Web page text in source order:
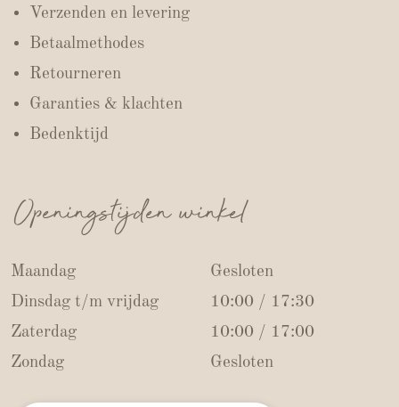
Verzenden en levering
Betaalmethodes
Retourneren
Garanties & klachten
Bedenktijd
Openingstijden winkel
Maandag
Gesloten
Dinsdag t/m vrijdag
10:00 / 17:30
Zaterdag
10:00 / 17:00
Zondag
Gesloten